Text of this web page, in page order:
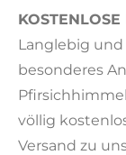
KOSTENLOSE
Langlebig
besonderes
völlig
Versand zu